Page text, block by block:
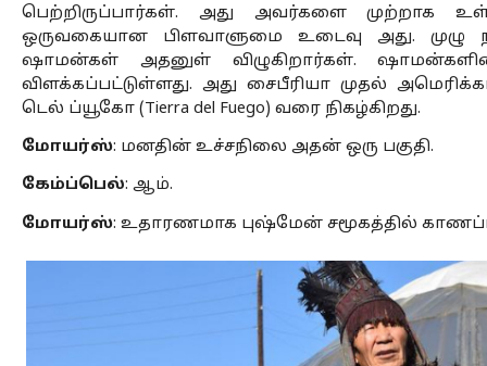
பெற்றிருப்பார்கள். அது அவர்களை முற்றாக
ஒருவகையான பிளவாளுமை உடைவு அது. முழு
ஷாமன்கள் அதனுள் விழுகிறார்கள்.
விளக்கப்பட்டுள்ளது. அது சைபீரியா முதல்
டெல் ப்யூகோ (Tierra del Fuego) வரை நிகழ்கிறது.
மோயர்ஸ்: மனதின் உச்சநிலை அதன் ஒரு பகுதி.
கேம்ப்பெல்: ஆம்.
மோயர்ஸ்: உதாரணமாக புஷ்மேன் சமூகத்தில்